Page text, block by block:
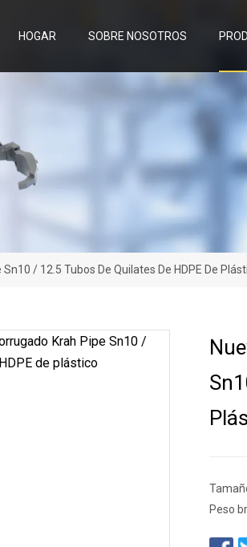
HOGAR SOBRE NOSOTROS
/ 12.5 Tubos De Quilates De HDPE De
Peso